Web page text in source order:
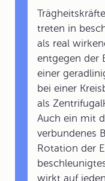
treten in
als real
entgegen der
einer
bei einer
als
Auch ein mit
verbundenes
Rotation der
wirkt auf